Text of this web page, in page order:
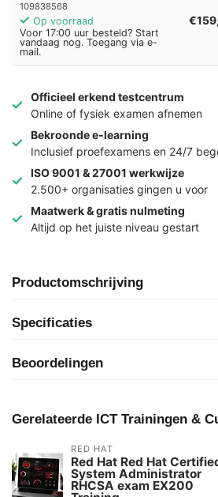
109838568
Op voorraad
Voor 17:00 uur besteld? Start
vandaag nog. Toegang via e-
mail.
Officieel erkend testcentrum
Online of fysiek examen afnemen
Bekroonde e-learning
Inclusief proefexamens en 24/7
ISO 9001 & 27001 werkwijze
2.500+ organisaties gingen u voor
Maatwerk & gratis nulmeting
Altijd op het juiste niveau gestart
Productomschrijving
Specificaties
Beoordelingen
Gerelateerde ICT Trainingen &
RED HAT
Red Hat Red Hat
System Administrator
RHCSA exam EX200